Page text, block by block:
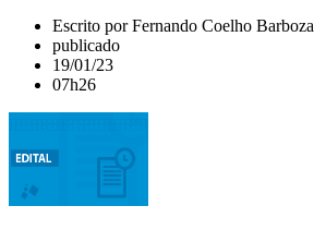
Escrito por Fernando Coelho Barboza
publicado
19/01/23
07h26